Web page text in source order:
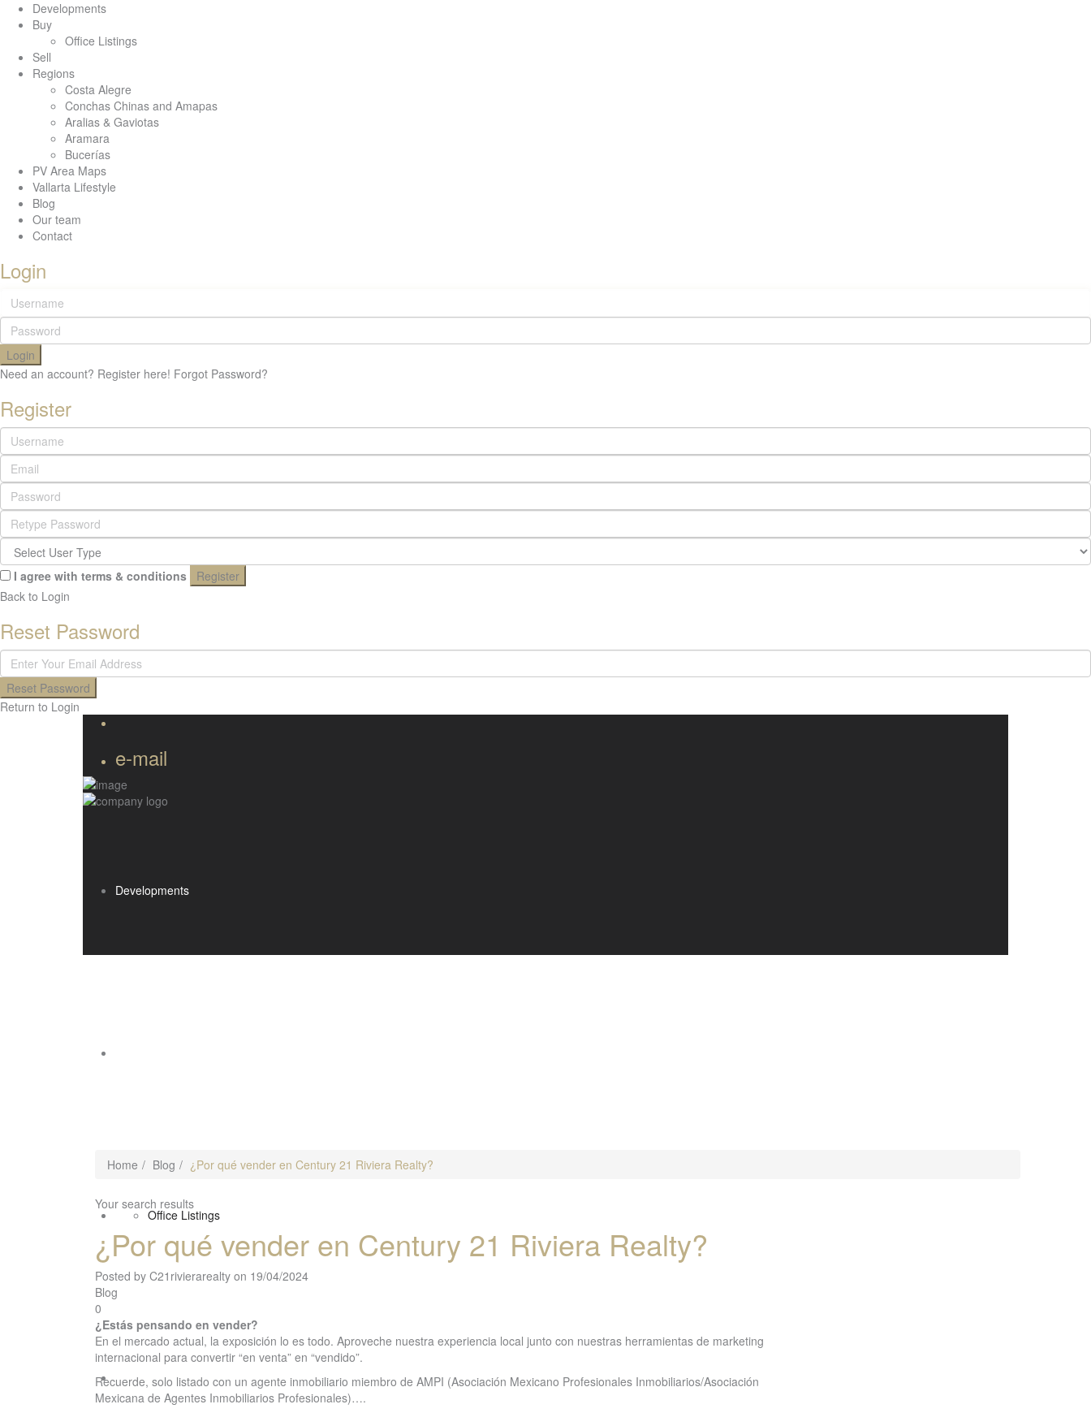
Developments
Buy
Office Listings
Sell
Regions
Costa Alegre
Conchas Chinas and Amapas
Aralias & Gaviotas
Aramara
Bucerías
PV Area Maps
Vallarta Lifestyle
Blog
Our team
Contact
Login
Login
Need an account? Register here! Forgot Password?
Register
I agree with terms & conditions
Register
Back to Login
Reset Password
Reset Password
Return to Login
e-mail
Developments
Office Listings
Sell
Regions
Home Blog ¿Por qué vender en Century 21 Riviera Realty?
Your search results
¿Por qué vender en Century 21 Riviera Realty?
Posted by C21rivierarealty on 19/04/2024
Blog
0
¿Estás pensando en vender?
En el mercado actual, la exposición lo es todo. Aproveche nuestra experiencia local junto con nuestras herramientas de marketing
internacional para convertir “en venta” en “vendido”.
Recuerde, solo listado con un agente inmobiliario miembro de AMPI (Asociación Mexicano Profesionales Inmobiliarios/Asociación
Mexicana de Agentes Inmobiliarios Profesionales)….